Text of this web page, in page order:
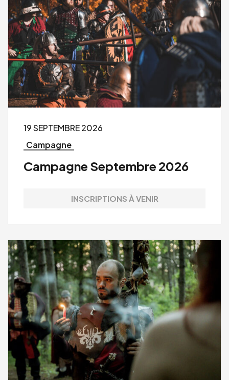
19 SEPTEMBRE 2026
Campagne
Campagne Septembre 2026
INSCRIPTIONS À VENIR